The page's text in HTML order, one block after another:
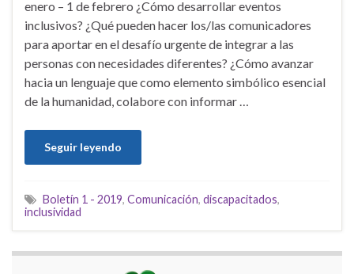
enero – 1 de febrero ¿Cómo desarrollar eventos
inclusivos? ¿Qué pueden hacer los/las comunicadores
para aportar en el desafío urgente de integrar a las
personas con necesidades diferentes? ¿Cómo avanzar
hacia un lenguaje que como elemento simbólico esencial
de la humanidad, colabore con informar …
Seguir leyendo
Boletín 1 - 2019, Comunicación, discapacitados,
inclusividad